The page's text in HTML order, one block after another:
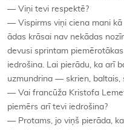
— Viņi tevi respektē?
— Vispirms viņi ciena mani
ādas krāsai nav nekādas
devusi sprintam
iedrošina. Lai pierādu, ka arī
uzmundrina — skrien, baltais,
— Vai francūža Kristofa
piemērs arī tevi iedrošina?
— Protams, jo viņš pierāda,